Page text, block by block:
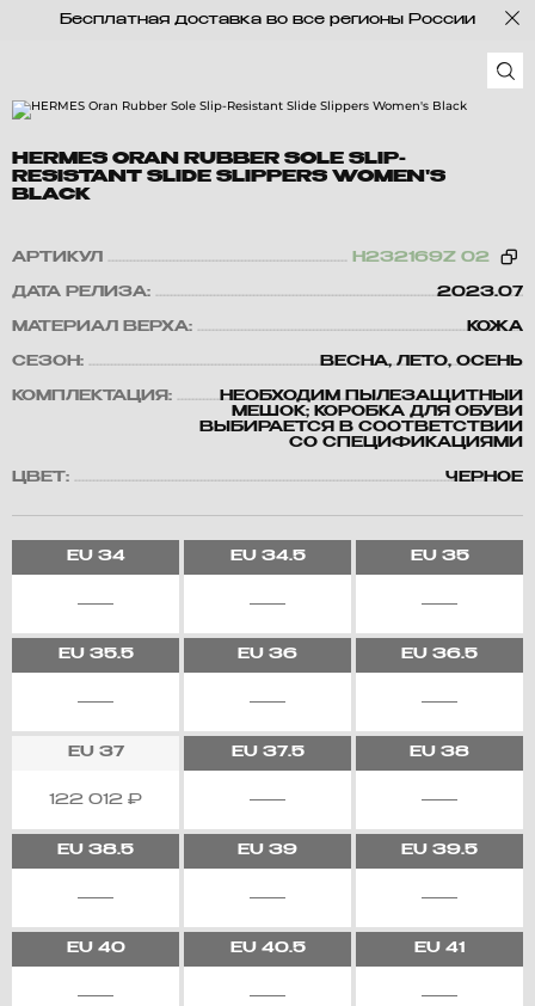
Бесплатная доставка во все регионы России
HERMES ORAN RUBBER SOLE SLIP-
RESISTANT SLIDE SLIPPERS WOMEN'S
BLACK
АРТИКУЛ H232169Z 02
ДАТА РЕЛИЗА: 2023.07
МАТЕРИАЛ ВЕРХА: КОЖА
СЕЗОН: ВЕСНА, ЛЕТО, ОСЕНЬ
КОМПЛЕКТАЦИЯ:
НЕОБХОДИМ ПЫЛЕЗАЩИТНЫЙ
МЕШОК; КОРОБКА ДЛЯ ОБУВИ
ВЫБИРАЕТСЯ В СООТВЕТСТВИИ
СО СПЕЦИФИКАЦИЯМИ
ЦВЕТ: ЧЕРНОЕ
EU34 EU34.5 EU35
EU35.5 EU 36 EU 36.5
EU37
122 012 ₽
EU37.5 EU 38
EU 38.5 EU 39 EU 39.5
EU40 EU40.5 EU 41